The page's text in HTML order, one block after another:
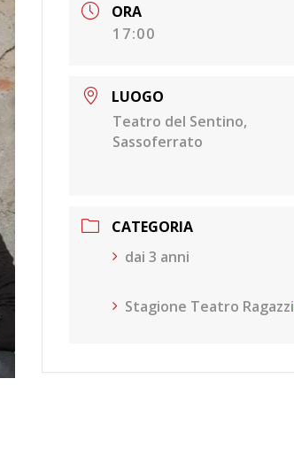
ORA
17:00
LUOGO
Teatro del Sentino,
Sassoferrato
CATEGORIA
dai 3 anni
Stagione Teatro Ragazzi